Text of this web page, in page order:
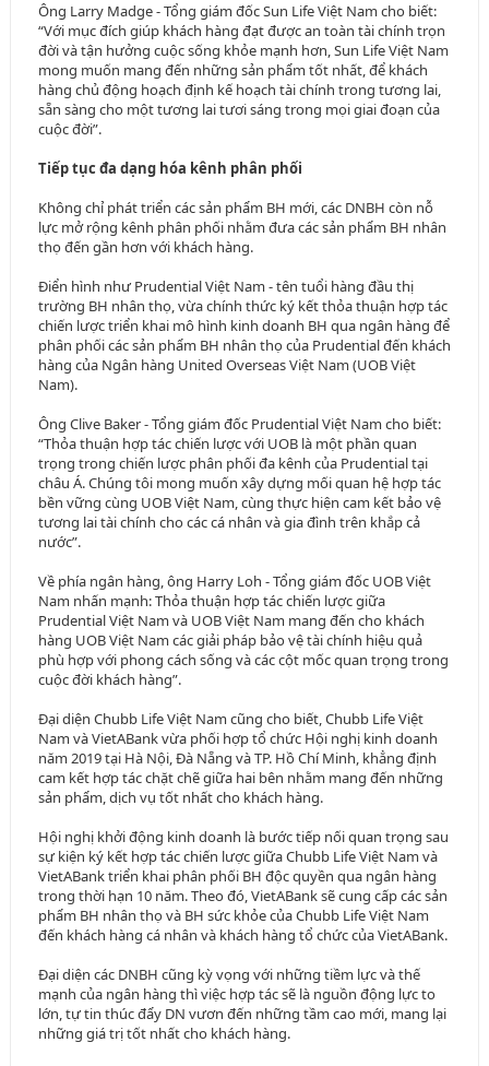
Ông Larry Madge - Tổng giám đốc Sun Life Việt Nam cho biết:
“Với mục đích giúp khách hàng đạt được an toàn tài chính trọn
đời và tận hưởng cuộc sống khỏe mạnh hơn, Sun Life Việt Nam
mong muốn mang đến những sản phẩm tốt nhất, để khách
hàng chủ động hoạch định kế hoạch tài chính trong tương lai,
sẵn sàng cho một tương lai tươi sáng trong mọi giai đoạn của
cuộc đời”.
Tiếp tục đa dạng hóa kênh phân phối
Không chỉ phát triển các sản phẩm BH mới, các DNBH còn nỗ
lực mở rộng kênh phân phối nhằm đưa các sản phẩm BH nhân
thọ đến gần hơn với khách hàng.
Điển hình như Prudential Việt Nam - tên tuổi hàng đầu thị
trường BH nhân thọ, vừa chính thức ký kết thỏa thuận hợp tác
chiến lược triển khai mô hình kinh doanh BH qua ngân hàng để
phân phối các sản phẩm BH nhân thọ của Prudential đến khách
hàng của Ngân hàng United Overseas Việt Nam (UOB Việt
Nam).
Ông Clive Baker - Tổng giám đốc Prudential Việt Nam cho biết:
“Thỏa thuận hợp tác chiến lược với UOB là một phần quan
trọng trong chiến lược phân phối đa kênh của Prudential tại
châu Á. Chúng tôi mong muốn xây dựng mối quan hệ hợp tác
bền vững cùng UOB Việt Nam, cùng thực hiện cam kết bảo vệ
tương lai tài chính cho các cá nhân và gia đình trên khắp cả
nước”.
Về phía ngân hàng, ông Harry Loh - Tổng giám đốc UOB Việt
Nam nhấn mạnh: Thỏa thuận hợp tác chiến lược giữa
Prudential Việt Nam và UOB Việt Nam mang đến cho khách
hàng UOB Việt Nam các giải pháp bảo vệ tài chính hiệu quả
phù hợp với phong cách sống và các cột mốc quan trọng trong
cuộc đời khách hàng”.
Đại diện Chubb Life Việt Nam cũng cho biết, Chubb Life Việt
Nam và VietABank vừa phối hợp tổ chức Hội nghị kinh doanh
năm 2019 tại Hà Nội, Đà Nẵng và TP. Hồ Chí Minh, khẳng định
cam kết hợp tác chặt chẽ giữa hai bên nhằm mang đến những
sản phẩm, dịch vụ tốt nhất cho khách hàng.
Hội nghị khởi động kinh doanh là bước tiếp nối quan trọng sau
sự kiện ký kết hợp tác chiến lược giữa Chubb Life Việt Nam và
VietABank triển khai phân phối BH độc quyền qua ngân hàng
trong thời hạn 10 năm. Theo đó, VietABank sẽ cung cấp các sản
phẩm BH nhân thọ và BH sức khỏe của Chubb Life Việt Nam
đến khách hàng cá nhân và khách hàng tổ chức của VietABank.
Đại diện các DNBH cũng kỳ vọng với những tiềm lực và thế
mạnh của ngân hàng thì việc hợp tác sẽ là nguồn động lực to
lớn, tự tin thúc đẩy DN vươn đến những tầm cao mới, mang lại
những giá trị tốt nhất cho khách hàng.